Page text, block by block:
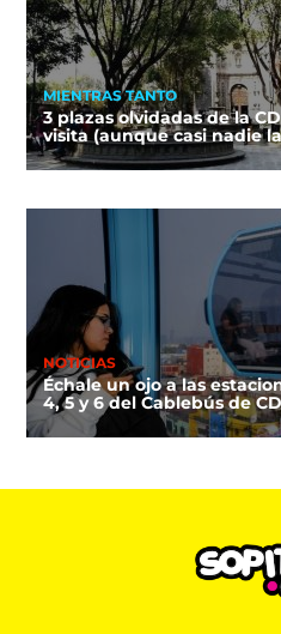
MIENTRAS TANTO
3 plazas olvidadas de la
visita (aunque casi nadie
NOTICIAS
Échale un ojo a las
4, 5 y 6 del Cablebús de